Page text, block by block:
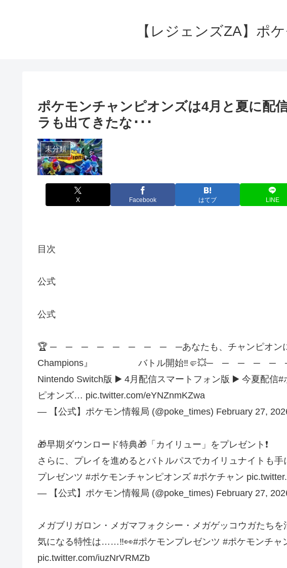
【レジェンズZA】ポ
ポケモンチャンピオンズは4月と夏に配
ラも出てきたな･･･
未分類
X Facebook はてブ LINE
目次
公式
公式
🏆 ─ ─ ─ ─ ─ ─ ─ ─ ─あなたも、チャンピオン
Champions』 バトル開始‼️🤛💥─ ─ ─ ─
Nintendo Switch版 ▶️ 4月配信スマートフォン版 ▶️ 今夏配信
ピオンズ… pic.twitter.com/eYNZnmKZwa
— 【公式】ポケモン情報局 (@poke_times) February 27,
🎁早期ダウンロード特典🎁「カイリュー」をプレゼント❗️
さらに、プレイを進めるとバトルパスでカイリュナイトも
プレゼンツ #ポケモンチャンピオンズ #ポケチャン
— 【公式】ポケモン情報局 (@poke_times) February 27,
メガブリガロン・メガマフォクシー・メガゲッコウガたち
気になる特性は……‼️👀#ポケモンプレゼンツ #ポケモンチャ
pic.twitter.com/iuzNrVRMZb